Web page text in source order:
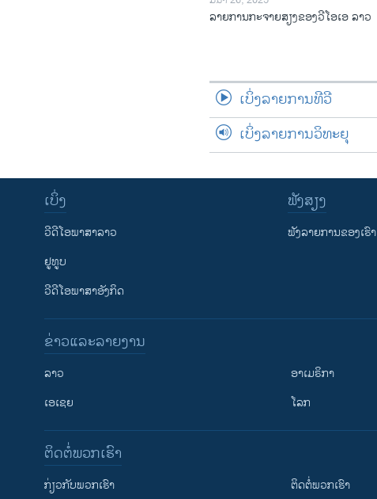
ລາຍການກະຈາຍສຽງຂອງວີໂອເອ ລາວ
ເບິ່ງລາຍການທີວີ
ເບິ່ງລາຍການວິທະຍຸ
ເບິ່ງ
ວີດີໂອພາສາລາວ
ຢູທູບ
ວີດີໂອພາສາອັງກິດ
ຟັງສຽງ
ຟັງລາຍການຂອງເຮົາ
ຂ່າວແລະລາຍງານ
ລາວ
ເອເຊຍ
ອາເມຣິກາ
ໂລກ
ຕິດຕໍ່ພວກເຮົາ
ກ່ຽວກັບພວກເຮົາ ຕິດຕໍ່ພວກເຮົາ